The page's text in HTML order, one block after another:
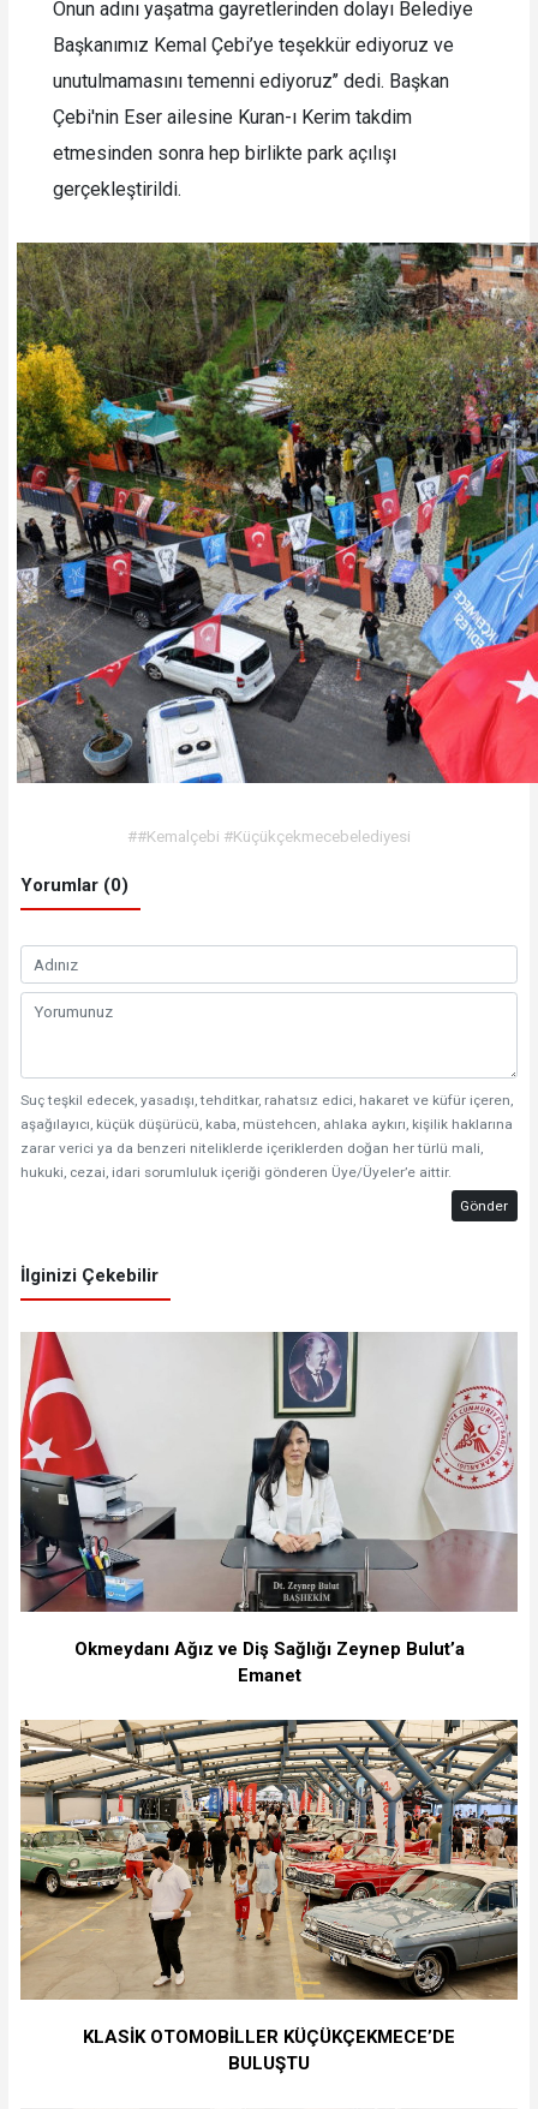
Onun adını yaşatma gayretlerinden dolayı Belediye
Başkanımız Kemal Çebi’ye teşekkür ediyoruz ve
unutulmamasını temenni ediyoruz’’ dedi. Başkan
Çebi'nin Eser ailesine Kuran-ı Kerim takdim
etmesinden sonra hep birlikte park açılışı
gerçekleştirildi.
##Kemalçebi #Küçükçekmecebelediyesi
Yorumlar (0)
Suç teşkil edecek, yasadışı, tehditkar, rahatsız edici, hakaret ve küfür içeren,
aşağılayıcı, küçük düşürücü, kaba, müstehcen, ahlaka aykırı, kişilik haklarına
zarar verici ya da benzeri niteliklerde içeriklerden doğan her türlü mali,
hukuki, cezai, idari sorumluluk içeriği gönderen Üye/Üyeler’e aittir.
Gönder
İlginizi Çekebilir
Okmeydanı Ağız ve Diş Sağlığı Zeynep Bulut’a
Emanet
KLASİK OTOMOBİLLER KÜÇÜKÇEKMECE’DE
BULUŞTU